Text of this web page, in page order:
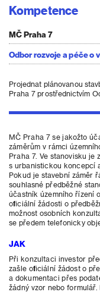
Kompetence
MČ Praha 7
Odbor rozvoje a péče o
Projednat plánovanou
Praha 7 prostřednictvím
MČ Praha 7 se jakožto
záměrům v rámci
Praha 7. Ve stanovisku je
s urbanistickou koncepcí
Pokud je stavební záměr
souhlasné předběžné
účastník územního řízení
oficiální žádosti o
možnost osobních
se předem telefonicky
JAK
Při konzultaci investor
zašle oficiální žádost o
a dokumentaci přes
žádný vzor nebo